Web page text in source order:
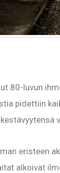
80-luvun
pidettiin
eristeen
alkoivat